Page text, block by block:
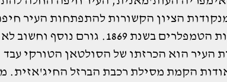
הציון הקשורות להתפתחות העיר
לייחס להתיישבות הטמפלרים בשנת 1869. גורם נוסף
העיר הוא הכרזתו של הסולטאן הטורקי עבד
הקמת מסילת רכבת הברזל החיג'אזית.